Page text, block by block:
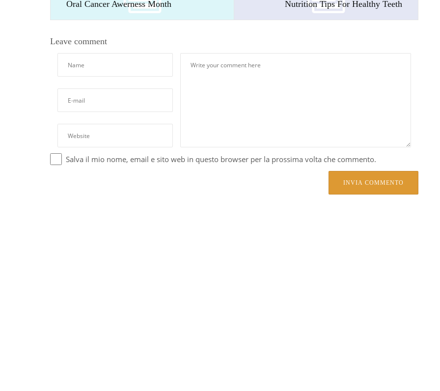
Oral Cancer Awerness Month Nutrition Tips For Healthy Teeth
Leave comment
Salva il mio nome, email e sito web in questo browser per la prossima volta che commento.